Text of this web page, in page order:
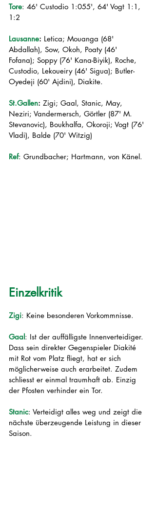
Tore: 46' Custodio 1:055', 64' Vogt 1:1,
1:2
Lausanne: Letica; Mouanga (68'
Abdallah), Sow, Okoh, Poaty (46'
Fofana); Soppy (76' Kana-Biyik), Roche,
Custodio, Lekoueiry (46' Sigua); Butler-
Oyedeji (60' Ajdini), Diakite.
St.Gallen: Zigi; Gaal, Stanic, May,
Neziri; Vandermersch, Görtler (87' M.
Stevanovic), Boukhalfa, Okoroji; Vogt (76'
Vladi), Balde (70' Witzig)
Ref: Grundbacher; Hartmann, von Känel.
Einzelkritik
Zigi: Keine besonderen Vorkommnisse.
Gaal: Ist der auffälligste Innenverteidiger.
Dass sein direkter Gegenspieler Diakité
mit Rot vom Platz fliegt, hat er sich
möglicherweise auch erarbeitet. Zudem
schliesst er einmal traumhaft ab. Einzig
der Pfosten verhinder ein Tor.
Stanic: Verteidigt alles weg und zeigt die
nächste überzeugende Leistung in dieser
Saison.